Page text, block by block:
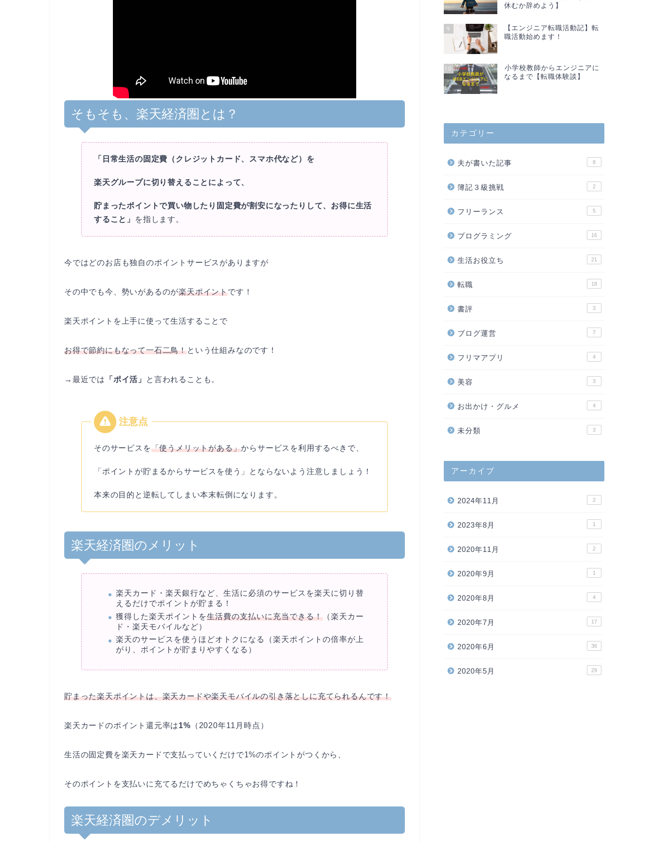
そもそも、楽天経済圏とは？
「日常生活の固定費（クレジットカード、スマホ代など）を
楽天グループに切り替えることによって、
貯まったポイントで買い物したり固定費が割安になったりして、お得に生活
すること」
を指します。
今ではどのお店も独自のポイントサービスがありますが
その中でも今、勢いがあるのが楽天ポイントです！
楽天ポイントを上手に使って生活することで
お得で節約にもなって一石二鳥！という仕組みなのです！
→最近では 「ポイ活」 と言われることも。
そのサービスを「使うメリットがある」からサービスを利用するべきで、
「ポイントが貯まるからサービスを使う」とならないよう注意しましょう！
本来の目的と逆転してしまい本末転倒になります。
楽天経済圏のメリット
楽天カード・楽天銀行など、生活に必須のサービスを楽天に切り替
えるだけでポイントが貯まる！
獲得した楽天ポイントを生活費の支払いに充当できる！（楽天カー
ド・楽天モバイルなど）
楽天のサービスを使うほどオトクになる（楽天ポイントの倍率が上
がり、ポイントが貯まりやすくなる）
貯まった楽天ポイントは、楽天カードや楽天モバイルの引き落としに充てられるんです！
楽天カードのポイント還元率は1% （2020年11月時点）
生活の固定費を楽天カードで支払っていくだけで1%のポイントがつくから、
そのポイントを支払いに充てるだけでめちゃくちゃお得ですね！
楽天経済圏のデメリット
休むか辞めよう】
9
【エンジニア転職活動記】転
職活動始めます！
10
小学校教師からエンジニアに
なるまで【転職体験談】
カテゴリー
夫が書いた記事 8
簿記３級挑戦 2
フリーランス 5
プログラミング 16
生活お役立ち 21
転職 18
書評 3
ブログ運営 7
フリマアプリ 4
美容 3
お出かけ・グルメ 4
未分類 3
アーカイブ
2024年11月 2
2023年8月 1
2020年11月 2
2020年9月 1
2020年8月 4
2020年7月 17
2020年6月 36
2020年5月 29